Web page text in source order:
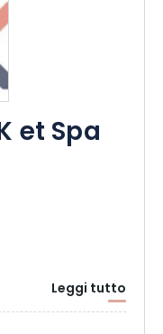
et Spa
Leggi tutto